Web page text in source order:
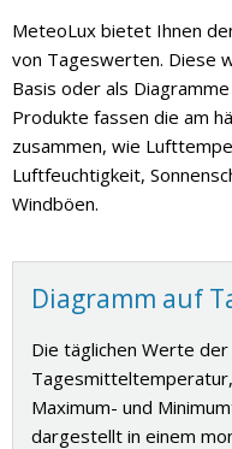
MeteoLux bietet Ihnen
von Tageswerten. Diese
Basis oder als
Produkte fassen die am
zusammen, wie
Luftfeuchtigkeit,
Windböen.
Diagramm auf
Die täglichen Werte der
Maximum- und
dargestellt in einem